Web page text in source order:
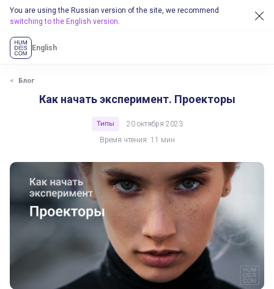
You are using the Russian version of the site, we recommend
switching to the English version.
English
Блог
Как начать эксперимент. Проекторы
Типы
20 октября 2023
Время чтения: 11 мин